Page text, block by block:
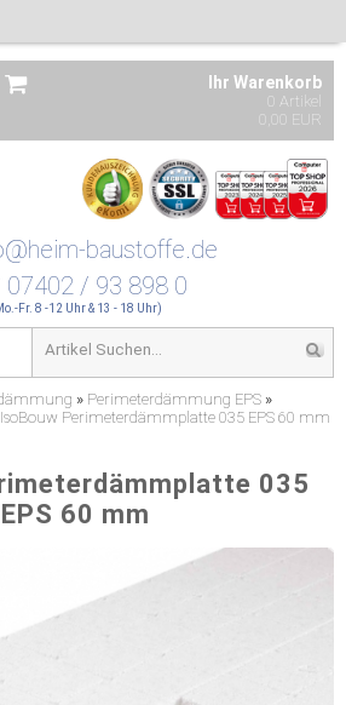
Ihr Warenkorb
0 Artikel
0,00 EUR
baustoffe.de
07402 / 93 898 0
Fr. 8 -12 Uhr & 13 - 18 Uhr)
» Perimeterdämmung EPS »
IsoBouw Perimeterdämmplatte 035 EPS 60 mm
035
EPS 60 mm